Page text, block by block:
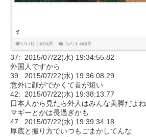
37: 2015/07/22(水) 19:34:55.82
外国人ですから
39: 2015/07/22(水) 19:36:08.29
意外に顔がでかくて首が短い
42: 2015/07/22(水) 19:38:13.77
日本人から見たら外人はみんな美脚だよね
マギーとかは長過ぎかも
47: 2015/07/22(水) 19:39:34.18
厚底と撮り方でいつもごまかしてんな